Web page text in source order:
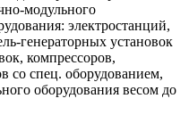
модульного
электростанций,
генераторных установок
компрессоров,
со спец. оборудованием,
оборудования весом до